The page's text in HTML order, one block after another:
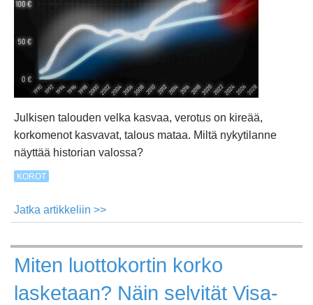
Julkisen talouden velka kasvaa, verotus on kireää,
korkomenot kasvavat, talous mataa. Miltä nykytilanne
näyttää historian valossa?
KOROT
Jatka artikkeliin >>
velka
ja
Miten luottokortin korko
lasketaan? Näin selvität Visa-